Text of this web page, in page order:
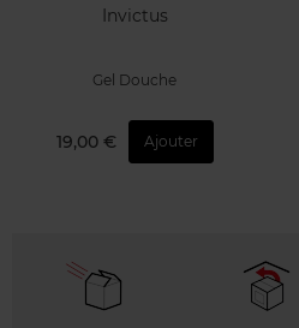
Invictus
Gel Douche
19,00 € Ajouter